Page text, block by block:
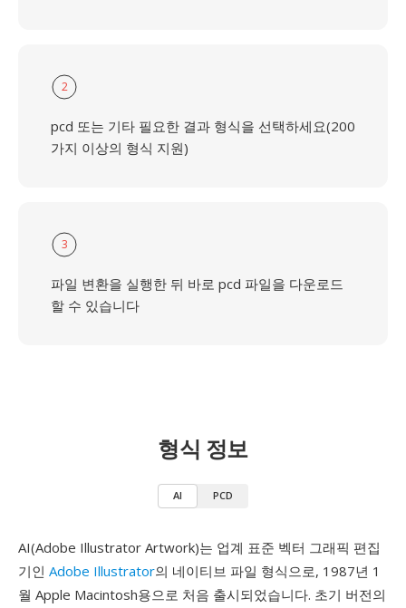
2
pcd 또는 기타 필요한 결과 형식을 선택하세요(200
가지 이상의 형식 지원)
3
파일 변환을 실행한 뒤 바로 pcd 파일을 다운로드
할 수 있습니다
형식 정보
AI PCD
AI(Adobe Illustrator Artwork)는 업계 표준 벡터 그래픽 편집
기인 Adobe Illustrator의 네이티브 파일 형식으로, 1987년 1
월 Apple Macintosh용으로 처음 출시되었습니다. 초기 버전의